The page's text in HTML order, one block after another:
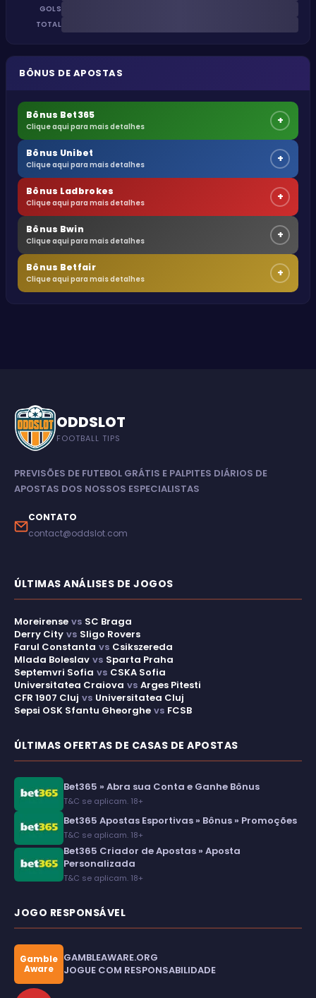
GOLS
TOTAL
BÔNUS DE APOSTAS
Bônus Bet365
Clique aqui para mais detalhes +
Bônus Unibet
Clique aqui para mais detalhes +
Bônus Ladbrokes
Clique aqui para mais detalhes +
Bônus Bwin
Clique aqui para mais detalhes +
Bônus Betfair
Clique aqui para mais detalhes +
ODDSLOT
FOOTBALL TIPS
PREVISÕES DE FUTEBOL GRÁTIS E PALPITES DIÁRIOS DE
APOSTAS DOS NOSSOS ESPECIALISTAS
CONTATO
contact@oddslot.com
ÚLTIMAS ANÁLISES DE JOGOS
Moreirense vs SC Braga
Derry City vs Sligo Rovers
Farul Constanta vs Csikszereda
Mlada Boleslav vs Sparta Praha
Septemvri Sofia vs CSKA Sofia
Universitatea Craiova vs Arges Pitesti
CFR 1907 Cluj vs Universitatea Cluj
Sepsi OSK Sfantu Gheorghe vs FCSB
ÚLTIMAS OFERTAS DE CASAS DE APOSTAS
Bet365 » Abra sua Conta e Ganhe Bônus
T&C se aplicam. 18+
Bet365 Apostas Esportivas » Bônus » Promoções
T&C se aplicam. 18+
Bet365 Criador de Apostas » Aposta
Personalizada
T&C se aplicam. 18+
JOGO RESPONSÁVEL
Gamble
Aware
GAMBLEAWARE.ORG
JOGUE COM RESPONSABILIDADE